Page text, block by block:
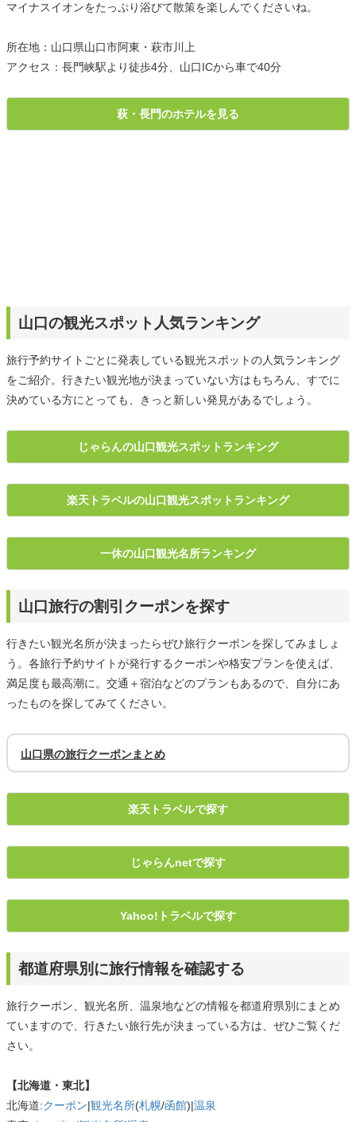
マイナスイオンをたっぷり浴びて散策を楽しんでくださいね。
所在地：山口県山口市阿東・萩市川上
アクセス：長門峡駅より徒歩4分、山口ICから車で40分
萩・長門のホテルを見る
山口の観光スポット人気ランキング
旅行予約サイトごとに発表している観光スポットの人気ランキング
をご紹介。行きたい観光地が決まっていない方はもちろん、すでに
決めている方にとっても、きっと新しい発見があるでしょう。
じゃらんの山口観光スポットランキング
楽天トラベルの山口観光スポットランキング
一休の山口観光名所ランキング
山口旅行の割引クーポンを探す
行きたい観光名所が決まったらぜひ旅行クーポンを探してみましょ
う。各旅行予約サイトが発行するクーポンや格安プランを使えば、
満足度も最高潮に。交通＋宿泊などのプランもあるので、自分にあ
ったものを探してみてください。
山口県の旅行クーポンまとめ
楽天トラベルで探す
じゃらんnetで探す
Yahoo!トラベルで探す
都道府県別に旅行情報を確認する
旅行クーポン、観光名所、温泉地などの情報を都道府県別にまとめ
ていますので、行きたい旅行先が決まっている方は、ぜひご覧くだ
さい。
【北海道・東北】
北海道:クーポン|観光名所(札幌/函館)|温泉